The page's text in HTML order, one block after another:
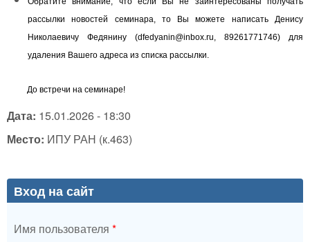
рассылки новостей семинара, то Вы можете написать Денису
Николаевичу Федянину (dfedyanin@inbox.ru , 89261771746) для
удаления Вашего адреса из списка рассылки.
До встречи на семинаре!
Дата: 15.01.2026 - 18:30
Место: ИПУ РАН (к.463)
Вход на сайт
Имя пользователя *